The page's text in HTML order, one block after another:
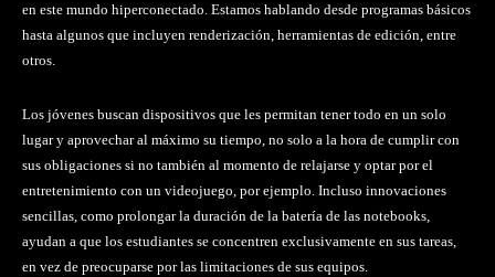
en este mundo hiperconectado. Estamos hablando desde programas básicos
hasta algunos que incluyen renderización, herramientas de edición, entre
otros.
Los jóvenes buscan dispositivos que les permitan tener todo en un solo
lugar y aprovechar al máximo su tiempo, no solo a la hora de cumplir con
sus obligaciones si no también al momento de relajarse y optar por el
entretenimiento con un videojuego, por ejemplo. Incluso innovaciones
sencillas, como prolongar la duración de la batería de las notebooks,
ayudan a que los estudiantes se concentren exclusivamente en sus tareas,
en vez de preocuparse por las limitaciones de sus equipos.